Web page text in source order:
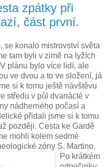
zpátky při
část první.
se konalo mistrovství světa
tam byli v zimě na lyžích
plánu bylo více lidí, ale
ve dvou a to ve složení, já
si k tomu ještě návštěvu
středu v půl dvanácté v
nádherného počasí a
přidali jsme si k tomu
později. Cesta ke Gardě
mohli kolem sedmé
zóny S. Martino.
Po krátkém